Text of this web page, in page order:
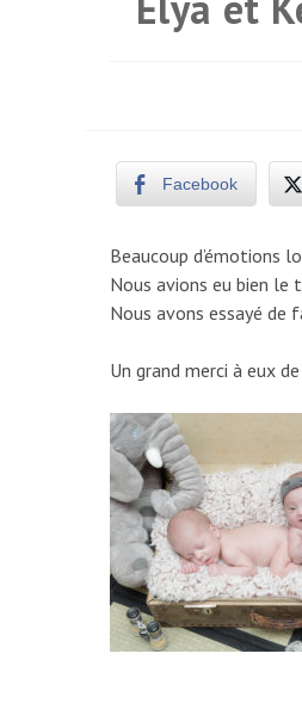
Facebook
Beaucoup d’émotions
Nous avions eu bien le
Nous avons essayé de
Un grand merci à eux